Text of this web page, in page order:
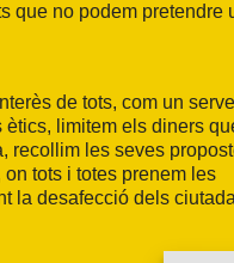
que no podem pretendre
de tots, com un
ètics, limitem els diners
recollim les seves
tots i totes prenem les
la desafecció dels